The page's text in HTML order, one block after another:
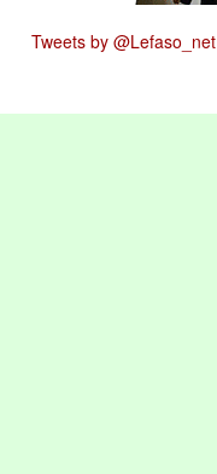
Tweets by @Lefaso_net